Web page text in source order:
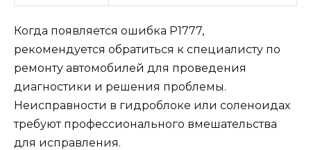
Когда появляется ошибка Р1777,
рекомендуется обратиться к специалисту по
ремонту автомобилей для проведения
диагностики и решения проблемы.
Неисправности в гидроблоке или соленоидах
требуют профессионального вмешательства
для исправления.